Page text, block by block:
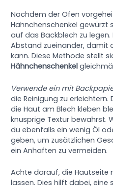
Nachdem der Ofen
Hähnchenschenkel gewürzt
auf das Backblech zu
Abstand zueinander, damit
kann. Diese Methode stellt
Hähnchenschenkel
Verwende ein mit
die Reinigung zu
die Haut am Blech kleben
knusprige Textur bewahrst.
du ebenfalls ein wenig Öl
geben, um zusätzlichen
ein Anhaften zu vermeiden.
Achte darauf, die Hautseite
lassen. Dies hilft dabei,